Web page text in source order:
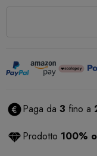
Paga da 3 fino a
Prodotto 100%